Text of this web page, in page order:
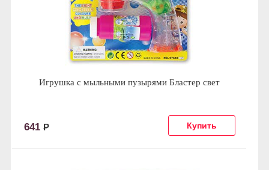
Игрушка с мыльными пузырями Бластер свет
641 Р